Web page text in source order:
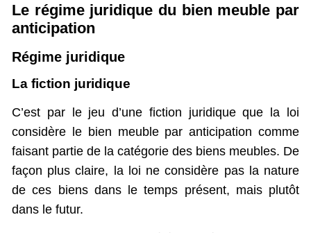
Le régime juridique du bien meuble par
anticipation
Régime juridique
La fiction juridique
C’est par le jeu d’une fiction juridique que la loi
considère le bien meuble par anticipation comme
faisant partie de la catégorie des biens meubles. De
façon plus claire, la loi ne considère pas la nature
de ces biens dans le temps présent, mais plutôt
dans le futur.